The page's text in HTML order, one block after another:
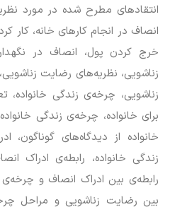
انتقادهای مطرح شده در مورد
انصاف در انجام کارهای خانه،
خرج کردن پول، انصاف در
زناشویی، نظریه‌های رضایت
زناشویی، چرخه‌ی زندگی خانواده،
برای خانواده، چرخه‌ی زندگی
خانواده از دیدگاه‌های
زندگی خانواده، رابطه‌ی ادراک
رابطه‌ی بین ادراک انصاف و چرخه‌ی
بین رضایت زناشویی و مراحل